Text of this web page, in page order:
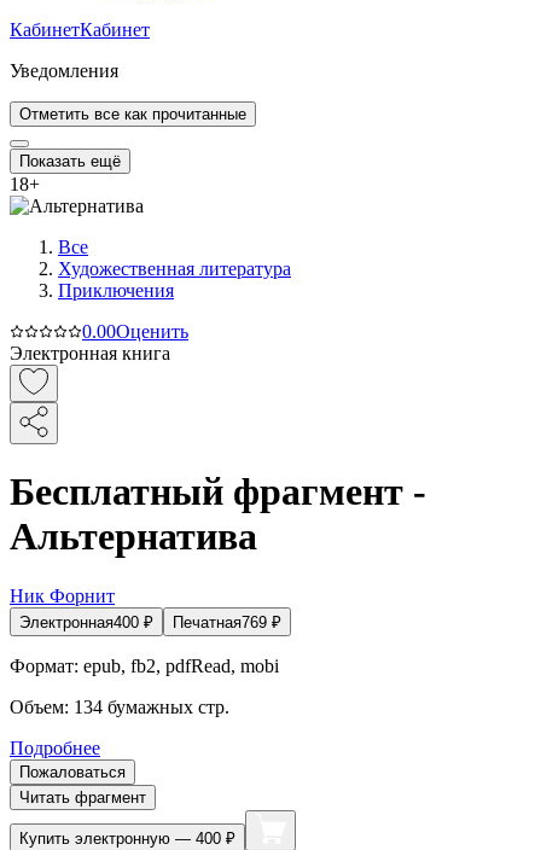
КабинетКабинет
Уведомления
Отметить все как прочитанные
Показать ещё
18+
Все
Художественная литература
Приключения
0.00Оценить
Электронная книга
Бесплатный фрагмент -
Альтернатива
Ник Форнит
Электронная400 ₽ Печатная769 ₽
Формат: epub, fb2, pdfRead, mobi
Объем: 134 бумажных стр.
Подробнее
Пожаловаться
Читать фрагмент
Купить электронную — 400 ₽